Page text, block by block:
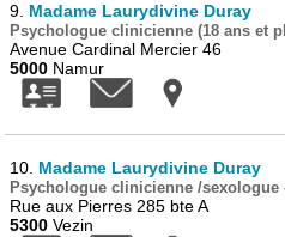
9. Madame Laurydivine Duray
Psychologue clinicienne (18 ans et
Avenue Cardinal Mercier 46
5000 Namur
10. Madame Laurydivine Duray
Psychologue clinicienne /
Rue aux Pierres 285 bte A
5300 Vezin